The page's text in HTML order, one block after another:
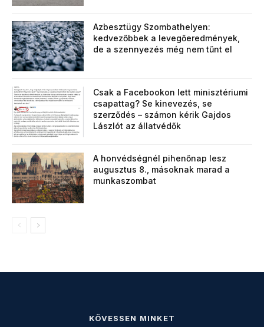
Azbesztügy Szombathelyen:
kedvezőbbek a levegőeredmények,
de a szennyezés még nem tűnt el
Csak a Facebookon lett minisztériumi
csapattag? Se kinevezés, se
szerződés – számon kérik Gajdos
Lászlót az állatvédők
A honvédségnél pihenőnap lesz
augusztus 8., másoknak marad a
munkaszombat
KÖVESSEN MINKET